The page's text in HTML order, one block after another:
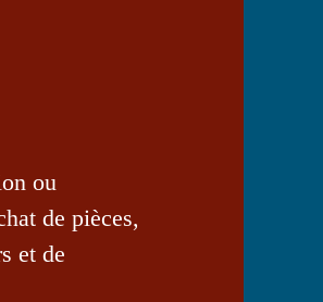
ou
de pièces,
et de